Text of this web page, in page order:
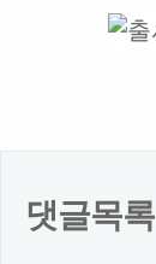
댓글목록